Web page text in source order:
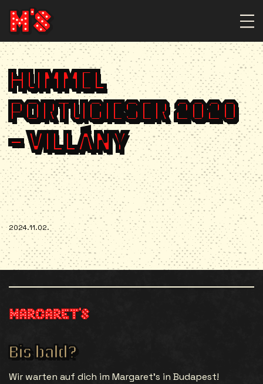
HUMMEL
PORTUGIESER 2020
– VILLÁNY
2024.11.02.
Bis bald?
Wir warten auf dich im Margaret’s in Budapest!